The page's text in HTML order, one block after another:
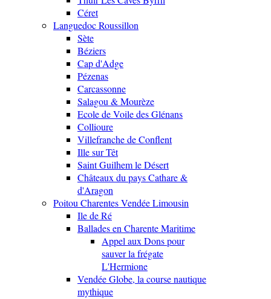
Céret
Languedoc Roussillon
Sète
Béziers
Cap d'Adge
Pézenas
Carcassonne
Salagou & Mourèze
Ecole de Voile des Glénans
Collioure
Villefranche de Conflent
Ille sur Têt
Saint Guilhem le Désert
Châteaux du pays Cathare &
d'Aragon
Poitou Charentes Vendée Limousin
Ile de Ré
Ballades en Charente Maritime
Appel aux Dons pour
sauver la frégate
L'Hermione
Vendée Globe, la course nautique
mythique